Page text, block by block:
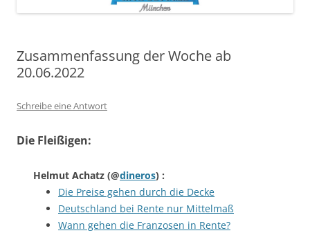
Zusammenfassung der Woche ab
20.06.2022
Schreibe eine Antwort
Die Fleißigen:
Helmut Achatz (@dineros) :
Die Preise gehen durch die Decke
Deutschland bei Rente nur Mittelmaß
Wann gehen die Franzosen in Rente?